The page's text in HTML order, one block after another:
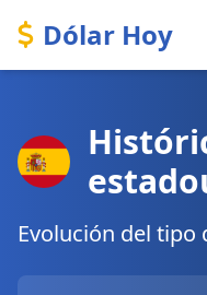
Dólar Hoy
Evolución del tipo